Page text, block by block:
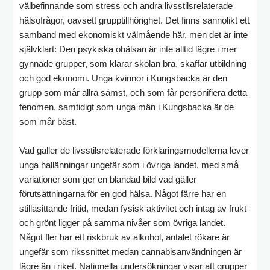
välbefinnande som stress och andra livsstilsrelaterade
hälsofrågor, oavsett grupptillhörighet. Det finns sannolikt ett
samband med ekonomiskt välmående här, men det är inte
självklart: Den psykiska ohälsan är inte alltid lägre i mer
gynnade grupper, som klarar skolan bra, skaffar utbildning
och god ekonomi. Unga kvinnor i Kungsbacka är den
grupp som mår allra sämst, och som får personifiera detta
fenomen, samtidigt som unga män i Kungsbacka är de
som mår bäst.
Vad gäller de livsstilsrelaterade förklaringsmodellerna lever
unga hallänningar ungefär som i övriga landet, med små
variationer som ger en blandad bild vad gäller
förutsättningarna för en god hälsa. Något färre har en
stillasittande fritid, medan fysisk aktivitet och intag av frukt
och grönt ligger på samma nivåer som övriga landet.
Något fler har ett riskbruk av alkohol, antalet rökare är
ungefär som rikssnittet medan cannabisanvändningen är
lägre än i riket. Nationella undersökningar visar att grupper